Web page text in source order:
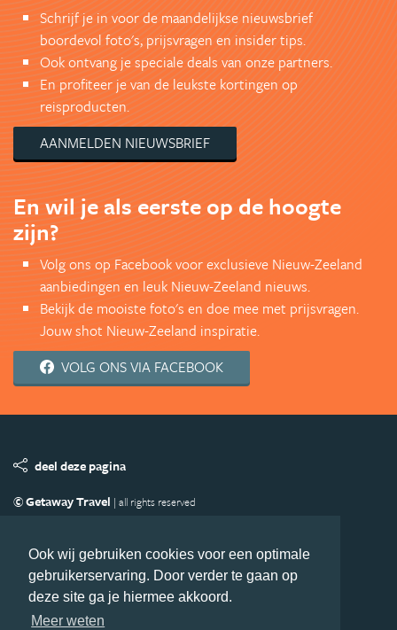
Ook wij gebruiken cookies voor een optimale
gebruikerservaring. Door verder te gaan op
deze site ga je hiermee akkoord.
Meer weten
Schrijf je in voor de maandelijkse nieuwsbrief
boordevol foto's, prijsvragen en insider tips.
Ook ontvang je speciale deals van onze partners.
En profiteer je van de leukste kortingen op
reisproducten.
AANMELDEN NIEUWSBRIEF
En wil je als eerste op de hoogte
zijn?
Volg ons op Facebook voor exclusieve Nieuw-Zeeland
aanbiedingen en leuk Nieuw-Zeeland nieuws.
Bekijk de mooiste foto's en doe mee met prijsvragen.
Jouw shot Nieuw-Zeeland inspiratie.
VOLG ONS VIA FACEBOOK
deel deze pagina
© Getaway Travel | all rights reserved
Copyright
Privacy statement Disclaimer
Cookies
Volg Nieuw-Zeeland.nl
Nieuwsbrief
Facebook